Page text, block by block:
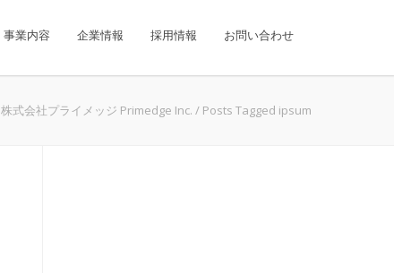
事業内容 企業情報 採用情報 お問い合わせ
株式会社プライメッジ Primedge Inc. / Posts Tagged ipsum